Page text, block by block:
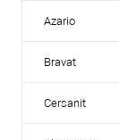
Azario
Bravat
Cersanit